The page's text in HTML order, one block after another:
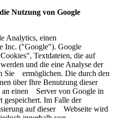
Nutzung von Google
Analytics, einen
Inc. ("Google"). Google
Textdateien, die auf
und die eine Analyse der
Sie ermöglichen. Die durch den
über Ihre Benutzung dieser
an einen Server von Google in
gespeichert. Im Falle der
auf dieser Webseite wird